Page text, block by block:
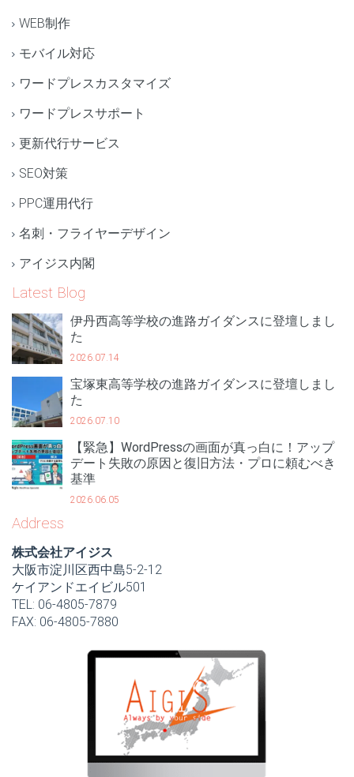
WEB制作
モバイル対応
ワードプレスカスタマイズ
ワードプレスサポート
更新代行サービス
SEO対策
PPC運用代行
名刺・フライヤーデザイン
アイジス内閣
Latest Blog
伊丹西高等学校の進路ガイダンスに登壇しまし
た
2026.07.14
宝塚東高等学校の進路ガイダンスに登壇しまし
た
2026.07.10
【緊急】WordPressの画面が真っ白に！アップ
デート失敗の原因と復旧方法・プロに頼むべき
基準
2026.06.05
Address
株式会社アイジス
大阪市淀川区西中島5-2-12
ケイアンドエイビル501
TEL: 06-4805-7879
FAX: 06-4805-7880